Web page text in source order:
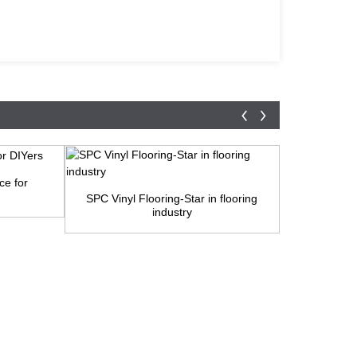
for
SPC Vinyl Flooring-Star in flooring
industry